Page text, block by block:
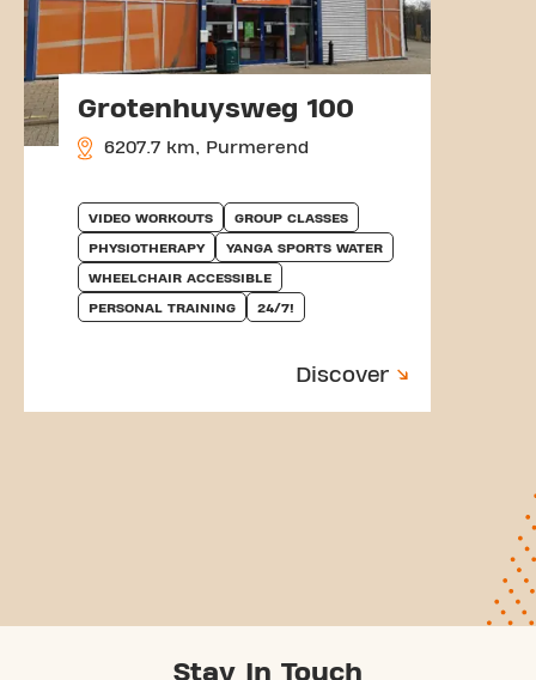
Grotenhuysweg 100
6207.7 km, Purmerend
VIDEO WORKOUTS GROUP CLASSES
PHYSIOTHERAPY YANGA SPORTS WATER
WHEELCHAIR ACCESSIBLE
PERSONAL TRAINING 24/7!
Discover
Stay In Touch